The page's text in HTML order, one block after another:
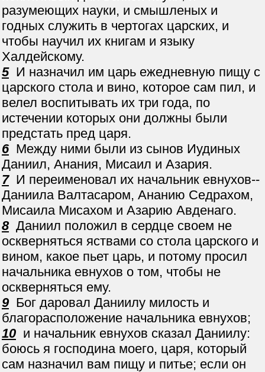
разумеющих науки, и смышленых и
годных служить в чертогах царских, и
чтобы научил их книгам и языку
Халдейскому.
5И назначил им царь ежедневную пищу с
царского стола и вино, которое сам пил, и
велел воспитывать их три года, по
истечении которых они должны были
предстать пред царя.
6Между ними были из сынов Иудиных
Даниил, Анания, Мисаил и Азария.
7И переименовал их начальник евнухов--
Даниила Валтасаром, Ананию Седрахом,
Мисаила Мисахом и Азарию Авденаго.
8Даниил положил в сердце своем не
оскверняться яствами со стола царского и
вином, какое пьет царь, и потому просил
начальника евнухов о том, чтобы не
оскверняться ему.
9Бог даровал Даниилу милость и
благорасположение начальника евнухов;
10 и начальник евнухов сказал Даниилу:
боюсь я господина моего, царя, который
сам назначил вам пищу и питье; если он